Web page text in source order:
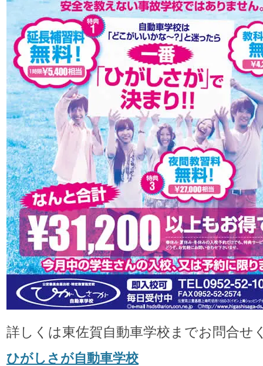
詳しくは東佐賀自動車学校までお問合せ
ひがしさが自動車学校